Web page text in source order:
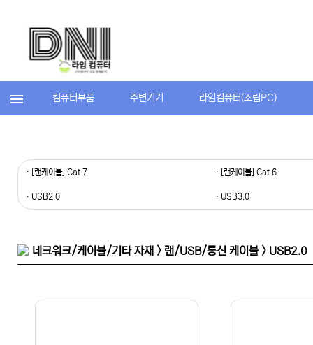
컴퓨터부품 주변기기 라임컴퓨터(조립PC)
· [랜케이블] Cat.7 · [랜케이블] Cat.6
· USB2.0 · USB3.0
네크워크/케이블/기타 자재 > 랜/USB/통신 케이블 > USB2.0